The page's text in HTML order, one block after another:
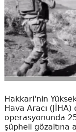
Hakkari'nin
Hava Aracı
operasyonunda
şüpheli gözaltına